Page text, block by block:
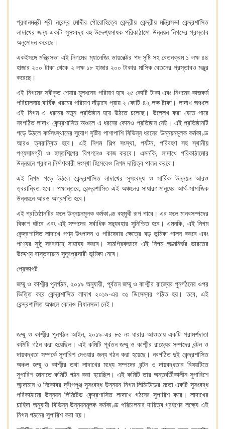
প্রধানমন্ত্রী শ্রী নরেন্দ্র মোদীর পৌরোহিত্যে কেন্দ্রীয় কেন্দ্রীয় মন্ত্রিসভা কেন্দ্রশাসিত
লাদাখের জন্য একটি সুসংবদ্ধ বহু উদ্দেশ্যসাধক পরিকাঠামো উন্নয়ন নিগমের প্রস্তাব
অনুমোদন করেছে।
একইসঙ্গে মন্ত্রিসভা এই নিগমের ম্যানেজিং ডায়রেক্টর পদ সৃষ্টি সহ বেতনক্রম ১ লক্ষ ৪৪
হাজার ২০০ টাকা থেকে ২ লক্ষ ১৮ হাজার ২০০ টাকার মাসিক বেতনের প্রস্তাবও মঞ্জুর
করেছে।
এই নিগমের স্বীকৃত শেয়ার মূলধনের পরিমাণ হবে ২৫ কোটি টাকা এবং নিগমের কাজকর্ম
পরিচালনায় বার্ষিক খরচের পরিমাণ দাঁড়াবে প্রায় ২ কোটি ৪২ লক্ষ টাকা। লাদাখ অঞ্চলে
এই নিগম এ ধরনের নতুন প্রতিষ্ঠান হয়ে উঠতে চলেছে। উল্লেখ করা যেতে পারে
নবগঠিত লাদাখ কেন্দ্রশাসিত অঞ্চলে এ ধরনের কোনও প্রতিষ্ঠান নেই। এই প্রতিষ্ঠানটি
গড়ে উঠলে কর্মসংস্থানের সুযোগ সৃষ্টির পাশাপাশি বিভিন্ন ধরনের উন্নয়নমূলক কর্মকাণ্ড
আরও ত্বরান্বিত হবে। এই নিগম শিল্প সংস্থা, পর্যটন, পরিবহণ সহ স্থানীয়
পণ্যসামগ্রী ও হস্তশিল্পের বিপণনেও কাজ করবে। এমনকি, লাদাখে পরিকাঠামোর
উন্নয়নে প্রধান নির্মাণকারী সংস্থা হিসেবেও নিগম দায়িত্ব পালন করবে।
এই নিগম গড়ে উঠলে কেন্দ্রশাসিত লাদাখের সুসংবদ্ধ ও সার্বিক উন্নয়ন আরও
ত্বরান্বিত হবে। পক্ষান্তরে, কেন্দ্রশাসিত এই অঞ্চলের সাধারণ মানুষের আর্থ-সামাজিক
উন্নয়নে আরও অগ্রগতি হবে।
এই প্রতিষ্ঠানটির ফলে উন্নয়নমূলক কর্মকাণ্ড বহুমুখী রূপ পাবে। এর ফলে মানবসম্পদের
বিকাশ ঘটবে এবং এই সম্পদের সর্বাধিক সদ্ব্যবহার সুনিশ্চিত হবে। এমনকি, এই নিগম
কেন্দ্রশাসিত লাদাখে পণ্য উৎপাদন ও পরিষেবার ক্ষেত্রে বড় ভূমিকা পালন করবে এবং
পণ্যের সুষ্ঠু সরবরাহে সাহায্য করবে। সামগ্রিকভাবে এই নিগম আত্মনির্ভর ভারতের
উদ্দেশ্য বাস্তবায়নে সুদূরপ্রসারী ভূমিকা নেবে।
প্রেক্ষাপট
জম্মু ও কাশ্মীর পুনর্গঠন, ২০১৯ অনুযায়ী, পূর্বতন জম্মু ও কাশ্মীর রাজ্যের পুনর্গঠনের ওপর
ভিত্তি করে কেন্দ্রশাসিত লাদাখ ২০১৯-এর ৩১ ডিসেম্বর গঠিত হয়। তবে, এই
কেন্দ্রশাসিত অঞ্চলে কোনও বিধানসভা নেই।
জম্মু ও কাশ্মীর পুনর্গঠন আইন, ২০১৯-এর ৮৫ নং ধারার আওতায় একটি পরামর্শদাতা
কমিটি গঠন করা হয়েছিল। এই কমিটি পূর্বতন জম্মু ও কাশ্মীর রাজ্যের সম্পদের বন্টন ও
দায়বদ্ধতা সম্পর্কে সুপারিশ দেওয়ার জন্য গঠন করা হয়েছে। নবগঠিত দুই কেন্দ্রশাসিত
অঞ্চল জম্মু ও কাশ্মীর তথা লাদাখের মধ্যে সম্পদের বন্টন ও দায়বদ্ধতার বিষয়টিতে
সুপারিশ জানাতে কমিটি গঠন করা হয়েছিল। এই কমিটি তার অন্তর্বর্তীকালীন সুপারিশে
আন্দামান ও নিকোবর দ্বীপপুঞ্জ সুসংবদ্ধ উন্নয়ন নিগম লিমিটেডের মতো একটি সুসংবদ্ধ
পরিকাঠামো উন্নয়ন লিমিটেড কেন্দ্রশাসিত লাদাখে গঠনের সুপারিশ করে। লাদাখের
চাহিদা অনুযায়ী বিভিন্ন উন্নয়নমূলক কর্মকাণ্ড পরিচালনার দায়িত্ব গ্রহণের লক্ষ্যে এই
নিগম গঠনের সুপারিশ করা হয়।